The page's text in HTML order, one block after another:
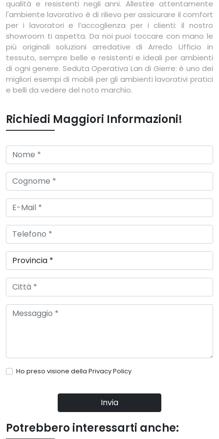
qualità e resistenti negli anni. Allestire attentamente
l'ambiente lavorativo è di rilievo per assicurare il comfort
per i lavoratori e l’accoglienza per i clienti: il nostro
showroom ti aspetta. Da noi puoi toccare con mano le
più originali soluzioni arredative di Arredo Ufficio in
tessuto, sempre belle e resistenti e ideali per ambienti
di ogni genere. Seduta Operativa Lan di Gierre: è uno dei
migliori esempi di mobili per gli ambienti lavorativi pratici
e belli da vedere del noto marchio.
Richiedi Maggiori Informazioni!
Ho preso visione della Privacy Policy
Invia
Potrebbero interessarti anche: